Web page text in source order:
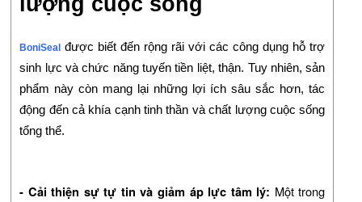
BoniSeal được biết đến rộng rãi với các công dụng hỗ trợ
sinh lực và chức năng tuyến tiền liệt, thận. Tuy nhiên, sản
phẩm này còn mang lại những lợi ích sâu sắc hơn, tác
động đến cả khía cạnh tinh thần và chất lượng cuộc sống
tổng thể.
- Cải thiện sự tự tin và giảm áp lực tâm lý: Một trong